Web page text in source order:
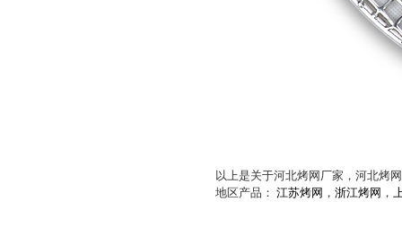
以上是关于河北烤网厂家，河北烤
地区产品： 江苏烤网 ， 浙江烤网 ，